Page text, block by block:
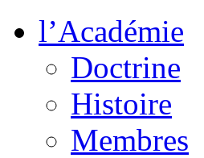
l’Académie
Doctrine
Histoire
Membres